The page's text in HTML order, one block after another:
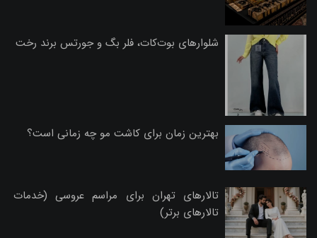
شلوارهای بوت‌کات، فلر بگ و جورتس برند رخت
بهترین زمان برای کاشت مو چه زمانی است؟
تالارهای تهران برای مراسم عروسی (خدمات
تالارهای برتر)